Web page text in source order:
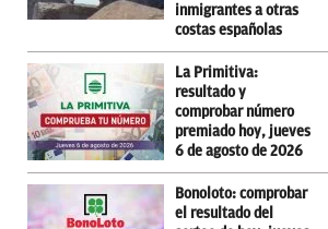
inmigrantes a otras
costas españolas
La Primitiva:
resultado y
comprobar número
premiado hoy, jueves
6 de agosto de 2026
Bonoloto: comprobar
el resultado del